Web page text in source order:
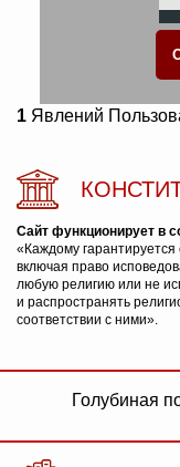
1 Явлений
Сайт функционирует в
«Каждому
включая право
любую религию или не
и распространять
соответствии с ними».
Голубиная